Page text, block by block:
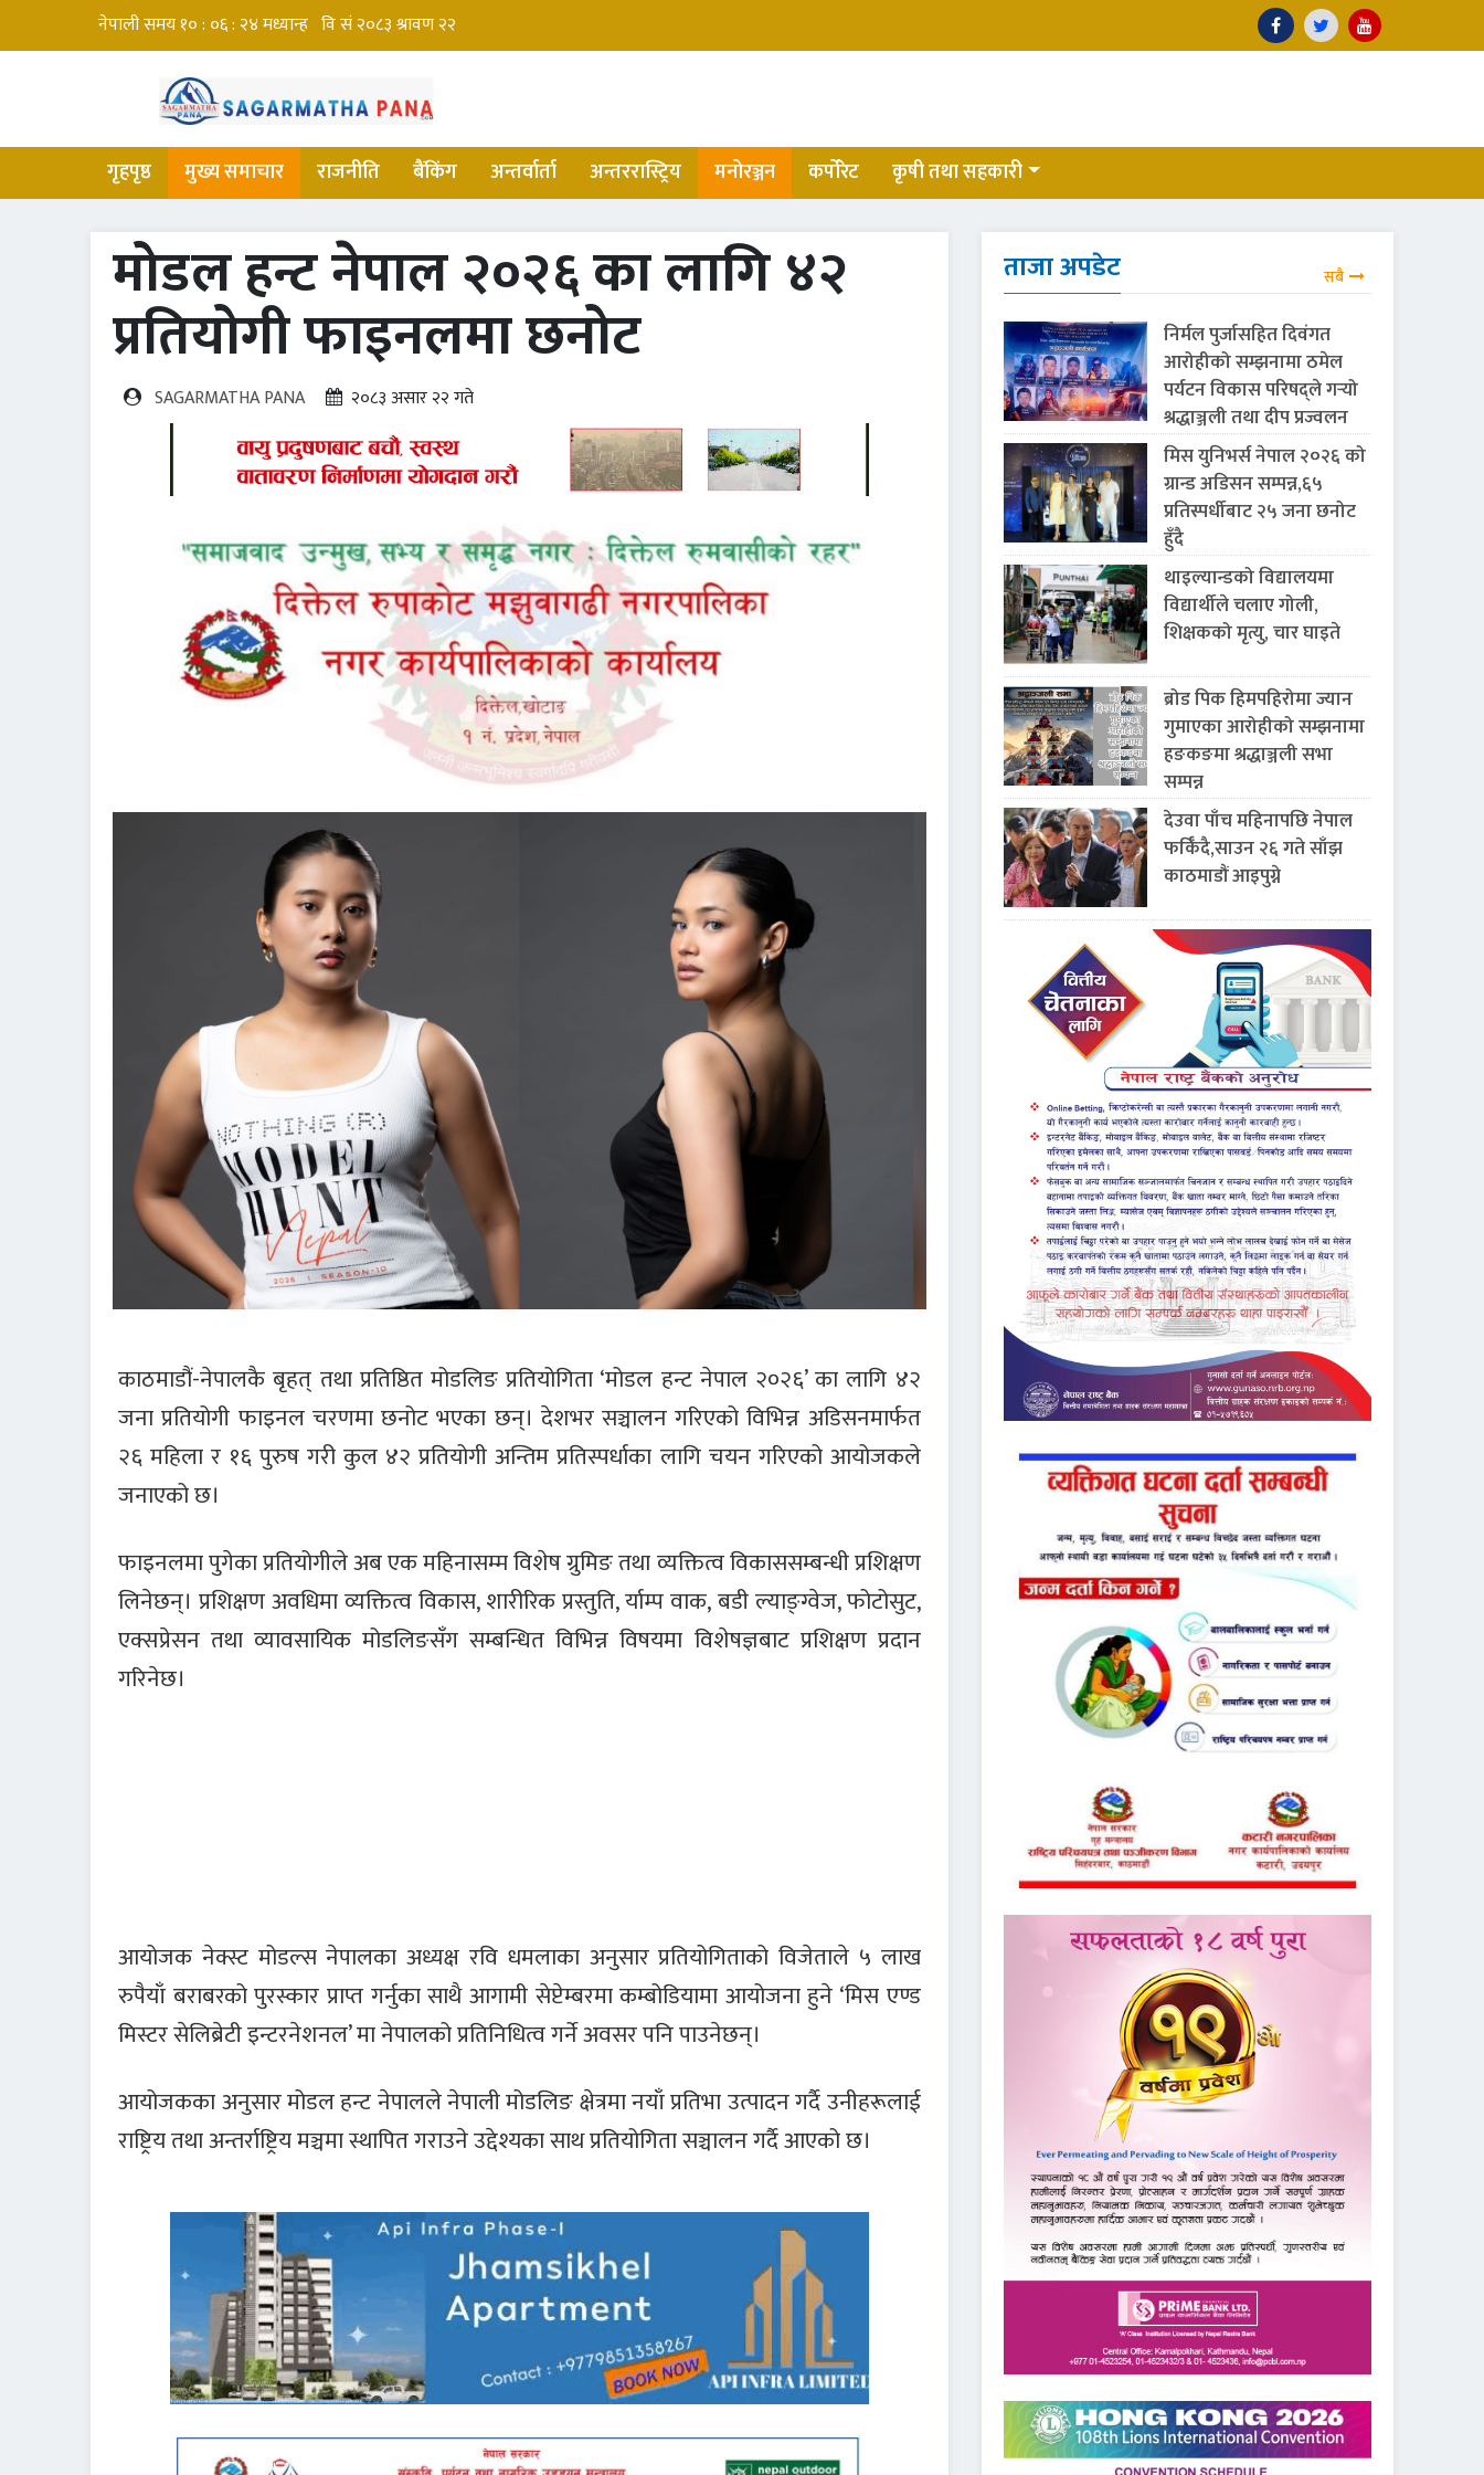
गृहपृष्ठ मुख्य समाचार राजनीति बैंकिंग अन्तर्वार्ता अन्तररास्ट्रिय मनोरञ्जन कर्पोरेट कृषी तथा सहकारी
मोडल हन्ट नेपाल २०२६ का लागि ४२
प्रतियोगी फाइनलमा छनोट
SAGARMATHA PANA २०८३ असार २२ गते
काठमाडौं-नेपालकै बृहत् तथा प्रतिष्ठित मोडलिङ प्रतियोगिता ‘मोडल हन्ट नेपाल २०२६’ का लागि ४२
जना प्रतियोगी फाइनल चरणमा छनोट भएका छन्। देशभर सञ्चालन गरिएको विभिन्न अडिसनमार्फत
२६ महिला र १६ पुरुष गरी कुल ४२ प्रतियोगी अन्तिम प्रतिस्पर्धाका लागि चयन गरिएको आयोजकले
जनाएको छ।
फाइनलमा पुगेका प्रतियोगीले अब एक महिनासम्म विशेष ग्रुमिङ तथा व्यक्तित्व विकाससम्बन्धी प्रशिक्षण
लिनेछन्। प्रशिक्षण अवधिमा व्यक्तित्व विकास, शारीरिक प्रस्तुति, र्याम्प वाक, बडी ल्याङ्ग्वेज, फोटोसुट,
एक्सप्रेसन तथा व्यावसायिक मोडलिङसँग सम्बन्धित विभिन्न विषयमा विशेषज्ञबाट प्रशिक्षण प्रदान
गरिनेछ।
आयोजक नेक्स्ट मोडल्स नेपालका अध्यक्ष रवि धमलाका अनुसार प्रतियोगिताको विजेताले ५ लाख
रुपैयाँ बराबरको पुरस्कार प्राप्त गर्नुका साथै आगामी सेप्टेम्बरमा कम्बोडियामा आयोजना हुने ‘मिस एण्ड
मिस्टर सेलिब्रेटी इन्टरनेशनल’ मा नेपालको प्रतिनिधित्व गर्ने अवसर पनि पाउनेछन्।
आयोजकका अनुसार मोडल हन्ट नेपालले नेपाली मोडलिङ क्षेत्रमा नयाँ प्रतिभा उत्पादन गर्दै उनीहरूलाई
राष्ट्रिय तथा अन्तर्राष्ट्रिय मञ्चमा स्थापित गराउने उद्देश्यका साथ प्रतियोगिता सञ्चालन गर्दै आएको छ।
ताजा अपडेट सबै
निर्मल पुर्जासहित दिवंगत
आरोहीको सम्झनामा ठमेल
पर्यटन विकास परिषद्ले गर्‍यो
श्रद्धाञ्जली तथा दीप प्रज्वलन
मिस युनिभर्स नेपाल २०२६ को
ग्रान्ड अडिसन सम्पन्न,६५
प्रतिस्पर्धीबाट २५ जना छनोट
हुँदै
थाइल्यान्डको विद्यालयमा
विद्यार्थीले चलाए गोली,
शिक्षकको मृत्यु, चार घाइते
ब्रोड पिक हिमपहिरोमा ज्यान
गुमाएका आरोहीको सम्झनामा
हङकङमा श्रद्धाञ्जली सभा
सम्पन्न
देउवा पाँच महिनापछि नेपाल
फर्किँदै,साउन २६ गते साँझ
काठमाडौं आइपुग्ने